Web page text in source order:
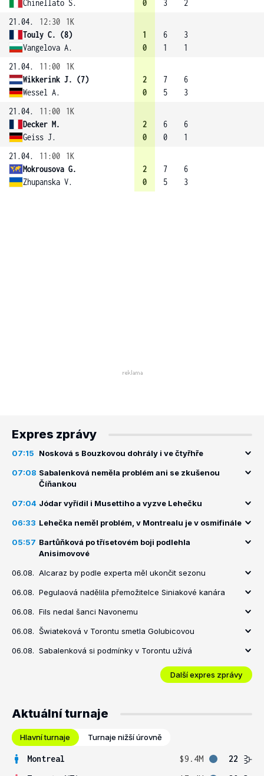
Chinellato S. 0 3
2
21.04.
12:30
1K
Touly C. (8)
Vangelova A.
1
0
6
1
3
1
21.04.
11:00
1K
Wikkerink J. (7)
Wessel A.
2
0
7
5
6
3
21.04.
11:00
1K
Decker M.
Geiss J.
2
0
6
0
6
1
21.04.
11:00
1K
Mokrousova G.
Zhupanska V.
2
0
7
5
6
3
Expres zprávy
07:15 Nosková s Bouzkovou dohrály i ve čtyřhře
07:08 Sabalenková neměla problém ani se zkušenou
Číňankou
07:04 Jódar vyřídil i Musettiho a vyzve Lehečku
06:33 Lehečka neměl problém, v Montrealu je v osmifinále
05:57 Bartůňková po třísetovém boji podlehla
Anisimovové
06.08. Alcaraz by podle experta měl ukončit sezonu
06.08. Pegulaová nadělila přemožitelce Siniakové kanára
06.08. Fils nedal šanci Navonemu
06.08. Šwiateková v Torontu smetla Golubicovou
06.08. Sabalenková si podmínky v Torontu užívá
Další expres zprávy
Aktuální turnaje
Hlavní turnaje Turnaje nižší úrovně
Montreal $9.4M
22